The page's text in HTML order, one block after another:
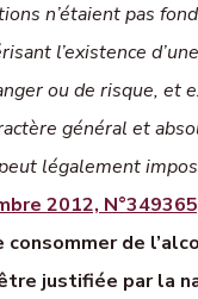
n’étaient pas
l’existence
ou de risque, et
général et
légalement
2012,
consommer de
justifiée par la